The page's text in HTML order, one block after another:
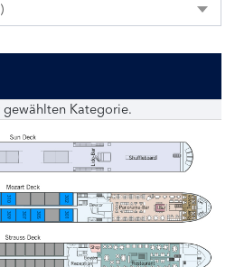
Kategorie.
301
302
305
307
309
310